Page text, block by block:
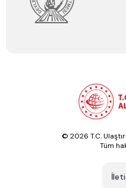
© 2026 T.C.
Tüm